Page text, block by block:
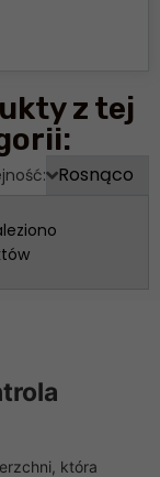
z tej
która